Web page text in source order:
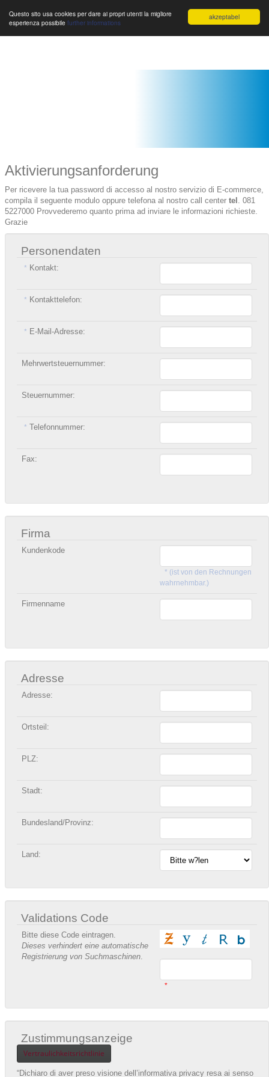
akzeptabel
Questo sito usa cookies per dare ai propri utenti la migliore
esperienza possibile further informations
Toggle
navigation
Toggle
navigation
Toggle
EUROVEICOLI SPA
Aktivierungsanforderung
Per ricevere la tua password di accesso al nostro servizio di E-commerce,
compila il seguente modulo oppure telefona al nostro call center tel . 081
5227000 Provvederemo quanto prima ad inviare le informazioni richieste.
Grazie
Personendaten
* Kontakt:
* Kontakttelefon:
* E-Mail-Adresse:
Mehrwertsteuernummer:
Steuernummer:
* Telefonnummer:
Fax:
Firma
Kundenkode
* (ist von den Rechnungen
wahrnehmbar.)
Firmenname
Adresse
Adresse:
Ortsteil:
PLZ:
Stadt:
Bundesland/Provinz:
Land:
Validations Code
Bitte diese Code eintragen.
Dieses verhindert eine automatische
Registrierung von Suchmaschinen.
*
Zustimmungsanzeige
Vertraulichkeitsrichtlinie
“Dichiaro di aver preso visione dell’informativa privacy resa ai senso